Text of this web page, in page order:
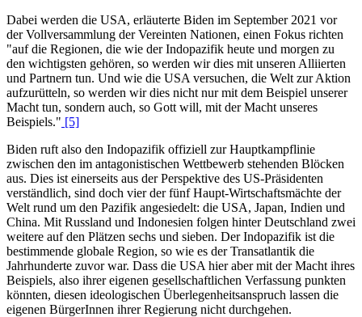
Dabei werden die USA, erläuterte Biden im September 2021 vor
der Vollversammlung der Vereinten Nationen, einen Fokus richten
"auf die Regionen, die wie der Indopazifik heute und morgen zu
den wichtigsten gehören, so werden wir dies mit unseren Alliierten
und Partnern tun. Und wie die USA versuchen, die Welt zur Aktion
aufzurütteln, so werden wir dies nicht nur mit dem Beispiel unserer
Macht tun, sondern auch, so Gott will, mit der Macht unseres
Beispiels." [5]
Biden ruft also den Indopazifik offiziell zur Hauptkampflinie
zwischen den im antagonistischen Wettbewerb stehenden Blöcken
aus. Dies ist einerseits aus der Perspektive des US-Präsidenten
verständlich, sind doch vier der fünf Haupt-Wirtschaftsmächte der
Welt rund um den Pazifik angesiedelt: die USA, Japan, Indien und
China. Mit Russland und Indonesien folgen hinter Deutschland zwei
weitere auf den Plätzen sechs und sieben. Der Indopazifik ist die
bestimmende globale Region, so wie es der Transatlantik die
Jahrhunderte zuvor war. Dass die USA hier aber mit der Macht ihres
Beispiels, also ihrer eigenen gesellschaftlichen Verfassung punkten
könnten, diesen ideologischen Überlegenheitsanspruch lassen die
eigenen BürgerInnen ihrer Regierung nicht durchgehen.